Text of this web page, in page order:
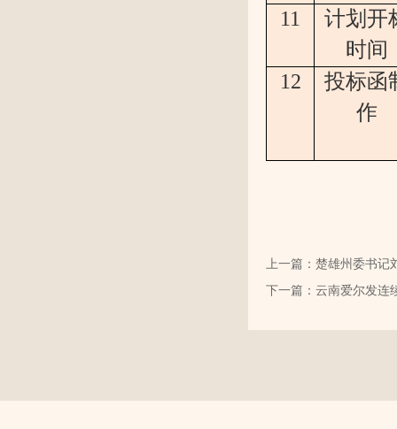
11
计划开
时间
12
投标函
作
上一篇：楚雄州委书
下一篇：云南爱尔发连